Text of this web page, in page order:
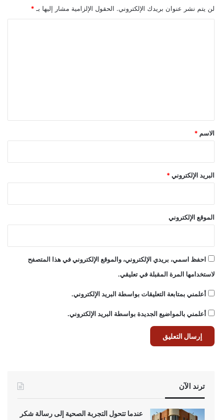
لن يتم نشر عنوان بريدك الإلكتروني. الحقول الإلزامية مشار إليها بـ*
*
الاسم *
البريد الإلكتروني*
الموقع الإلكتروني
احفظ اسمي، بريدي الإلكتروني، والموقع الإلكتروني في هذا المتصفح
لاستخدامها المرة المقبلة في تعليقي.
أعلمني بمتابعة التعليقات بواسطة البريد الإلكتروني.
أعلمني بالمواضيع الجديدة بواسطة البريد الإلكتروني.
ترند الآن
عندما تتحول التجربة الصحية إلى رسالة شكر